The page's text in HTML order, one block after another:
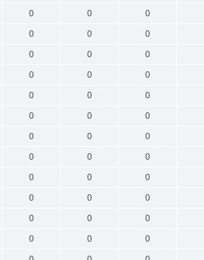
0 0 0
0 0 0
0 0 0
0 0 0
0 0 0
0 0 0
0 0 0
0 0 0
0 0 0
0 0 0
0 0 0
0 0 0